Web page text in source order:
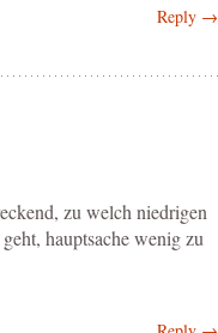
Reply →
zu welch niedrigen
hauptsache wenig zu